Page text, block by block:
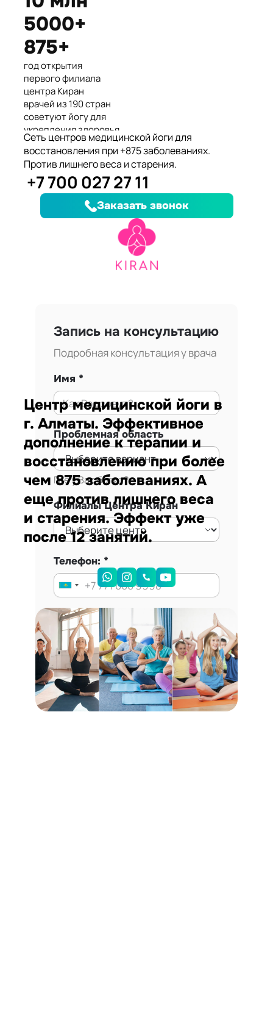
Международные призеры 2-го
Азиатского Чемпионата по
йогасана спорт и единственные
представители Казахстана.
5000+
875+
год открытия
первого филиала
центра Киран
врачей из 190 стран
советуют йогу для
укрепления здоровья
клиентов улучшили
здоровье и
качество жизни
заболеваний, при
которых йога
дополняет лечение
Сеть центров медицинской йоги для
восстановления при +875 заболеваниях.
Против лишнего веса и старения.
+7 700 027 27 11
Заказать звонок
Запись на консультацию
Подробная консультация у врача
Имя
Проблемная область
Где у Вас болит?
Филиалы Центра Киран
Телефон:
Запись на консультацию
Центр медицинской йоги в
г. Алматы. Эффективное
дополнение к терапии и
восстановлению при более
чем 875 заболеваниях. А
еще против лишнего веса
и старения. Эффект уже
после 12 занятий.